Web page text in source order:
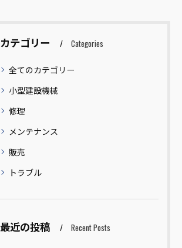
カテゴリー Categories
全てのカテゴリー
小型建設機械
修理
メンテナンス
販売
トラブル
最近の投稿 Recent Posts